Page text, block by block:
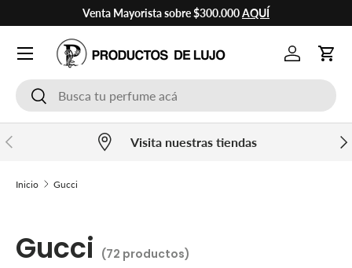
Ir al contenido
Venta Mayorista sobre $300.000AQUÍ
BuscarBuscar
Cuenta
Anterior Visita nuestras tiendas
Inicio Gucci
Gucci (72 productos)